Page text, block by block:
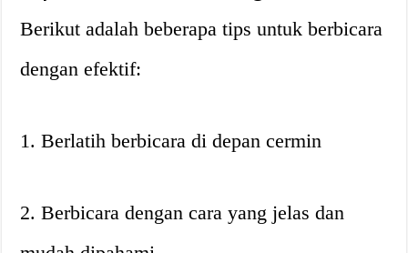
Berikut adalah beberapa tips untuk berbicara
dengan efektif:
1. Berlatih berbicara di depan cermin
2. Berbicara dengan cara yang jelas dan